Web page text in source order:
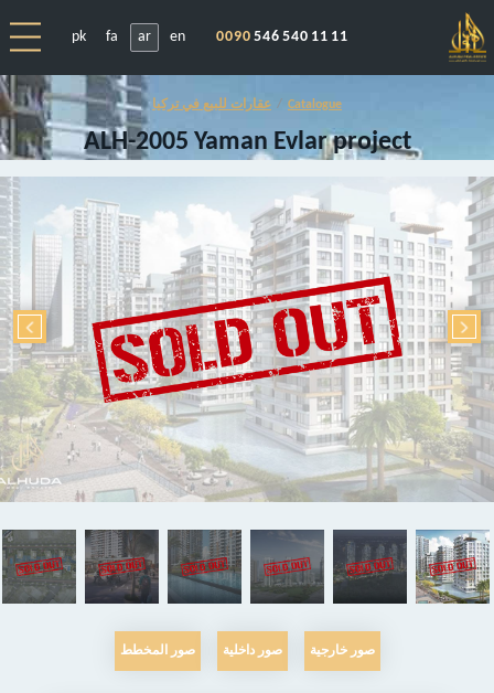
0090 546 540 11 11
en
ar
fa
pk
Catalogue عقارات للبيع في تركيا
ALH-2005 Yaman Evlar project
صور خارجية صور داخلية صور المخطط